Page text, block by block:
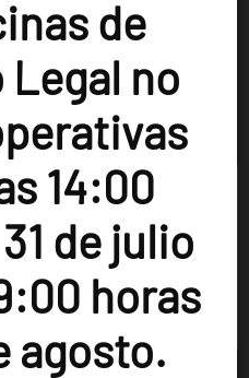
web para brindarle la
sus preferencias y
en "Aceptar", acepta el uso
ACEPTAR RECHAZAR
de
no
14:00
de julio
horas
agosto.